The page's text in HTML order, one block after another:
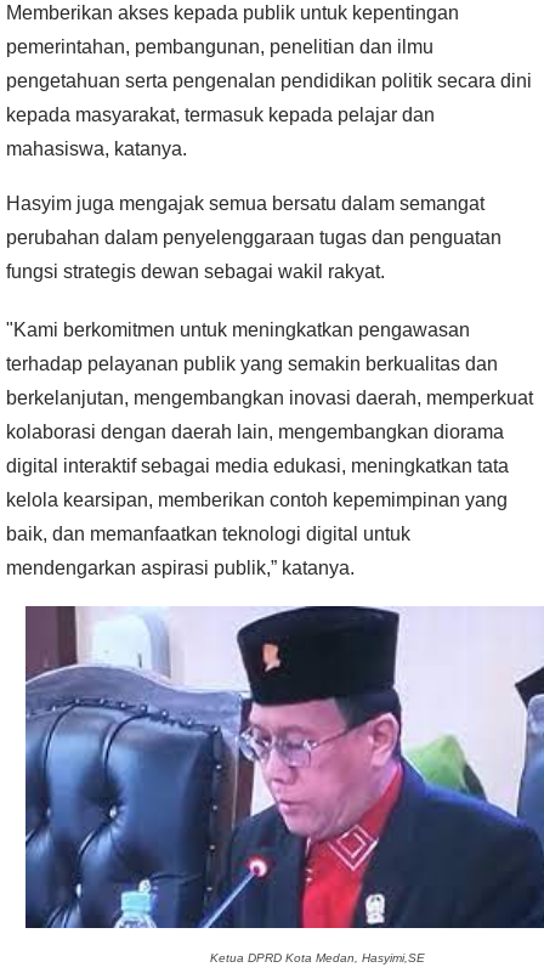
Memberikan akses kepada publik untuk kepentingan
pemerintahan, pembangunan, penelitian dan ilmu
pengetahuan serta pengenalan pendidikan politik secara dini
kepada masyarakat, termasuk kepada pelajar dan
mahasiswa, katanya.
Hasyim juga mengajak semua bersatu dalam semangat
perubahan dalam penyelenggaraan tugas dan penguatan
fungsi strategis dewan sebagai wakil rakyat.
"Kami berkomitmen untuk meningkatkan pengawasan
terhadap pelayanan publik yang semakin berkualitas dan
berkelanjutan, mengembangkan inovasi daerah, memperkuat
kolaborasi dengan daerah lain, mengembangkan diorama
digital interaktif sebagai media edukasi, meningkatkan tata
kelola kearsipan, memberikan contoh kepemimpinan yang
baik, dan memanfaatkan teknologi digital untuk
mendengarkan aspirasi publik,” katanya.
Ketua DPRD Kota Medan, Hasyimi,SE